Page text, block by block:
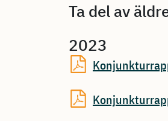
Ta del av
2023